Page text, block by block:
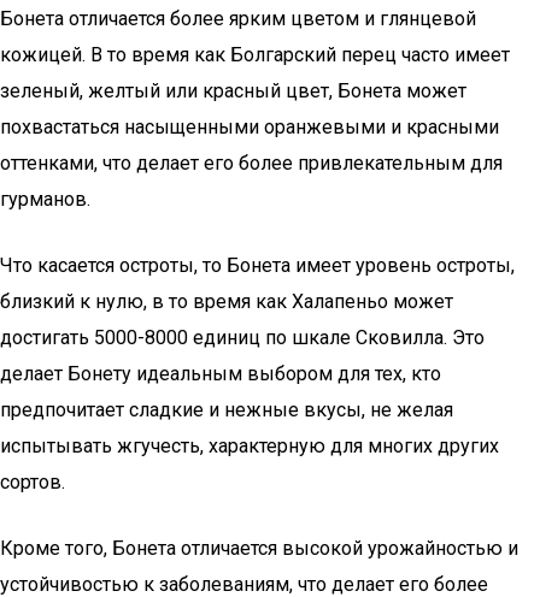
Бонета отличается более ярким цветом и глянцевой
кожицей. В то время как Болгарский перец часто имеет
зеленый, желтый или красный цвет, Бонета может
похвастаться насыщенными оранжевыми и красными
оттенками, что делает его более привлекательным для
гурманов.
Что касается остроты, то Бонета имеет уровень остроты,
близкий к нулю, в то время как Халапеньо может
достигать 5000-8000 единиц по шкале Сковилла. Это
делает Бонету идеальным выбором для тех, кто
предпочитает сладкие и нежные вкусы, не желая
испытывать жгучесть, характерную для многих других
сортов.
Кроме того, Бонета отличается высокой урожайностью и
устойчивостью к заболеваниям, что делает его более